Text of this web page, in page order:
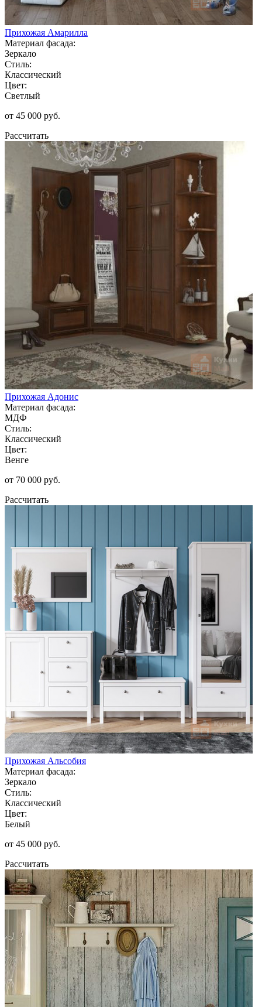
Прихожая Амарилла
Материал фасада:
Зеркало
Стиль:
Классический
Цвет:
Светлый
от 45 000 руб.
Рассчитать
Прихожая Адонис
Материал фасада:
МДФ
Стиль:
Классический
Цвет:
Венге
от 70 000 руб.
Рассчитать
Прихожая Альсобия
Материал фасада:
Зеркало
Стиль:
Классический
Цвет:
Белый
от 45 000 руб.
Рассчитать